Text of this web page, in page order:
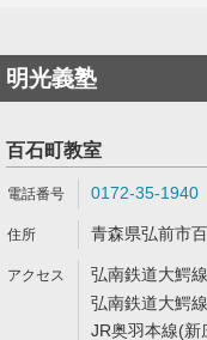
明光義塾
百石町教室
0172-35-1940
青森県弘前市
弘南鉄道大鰐
弘南鉄道大鰐
JR奥羽本線(新